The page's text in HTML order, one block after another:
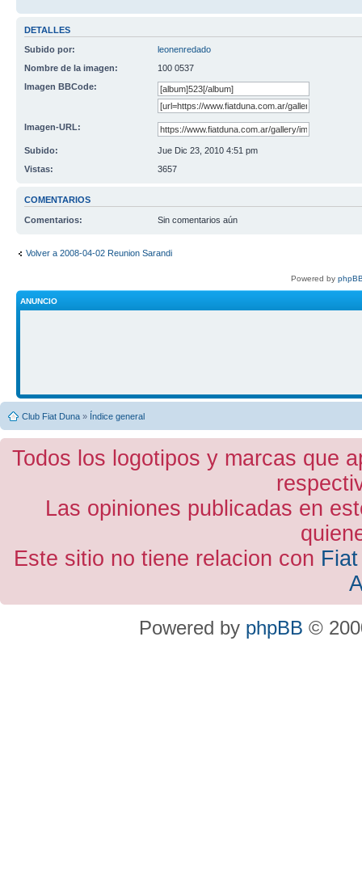
DETALLES
Subido por:
leonenredado
Nombre de la imagen:
100 0537
Imagen BBCode:
Imagen-URL:
Subido:
Jue Dic 23, 2010 4:51 pm
Vistas:
3657
COMENTARIOS
Comentarios: Sin comentarios aún
Volver a 2008-04-02 Reunion Sarandi
Powered by
ANUNCIO
Club Fiat Duna » Índice general
Todos los logotipos y marcas que
Las opiniones publicadas en
Este sitio no tiene relacion con
Powered by phpBB ©